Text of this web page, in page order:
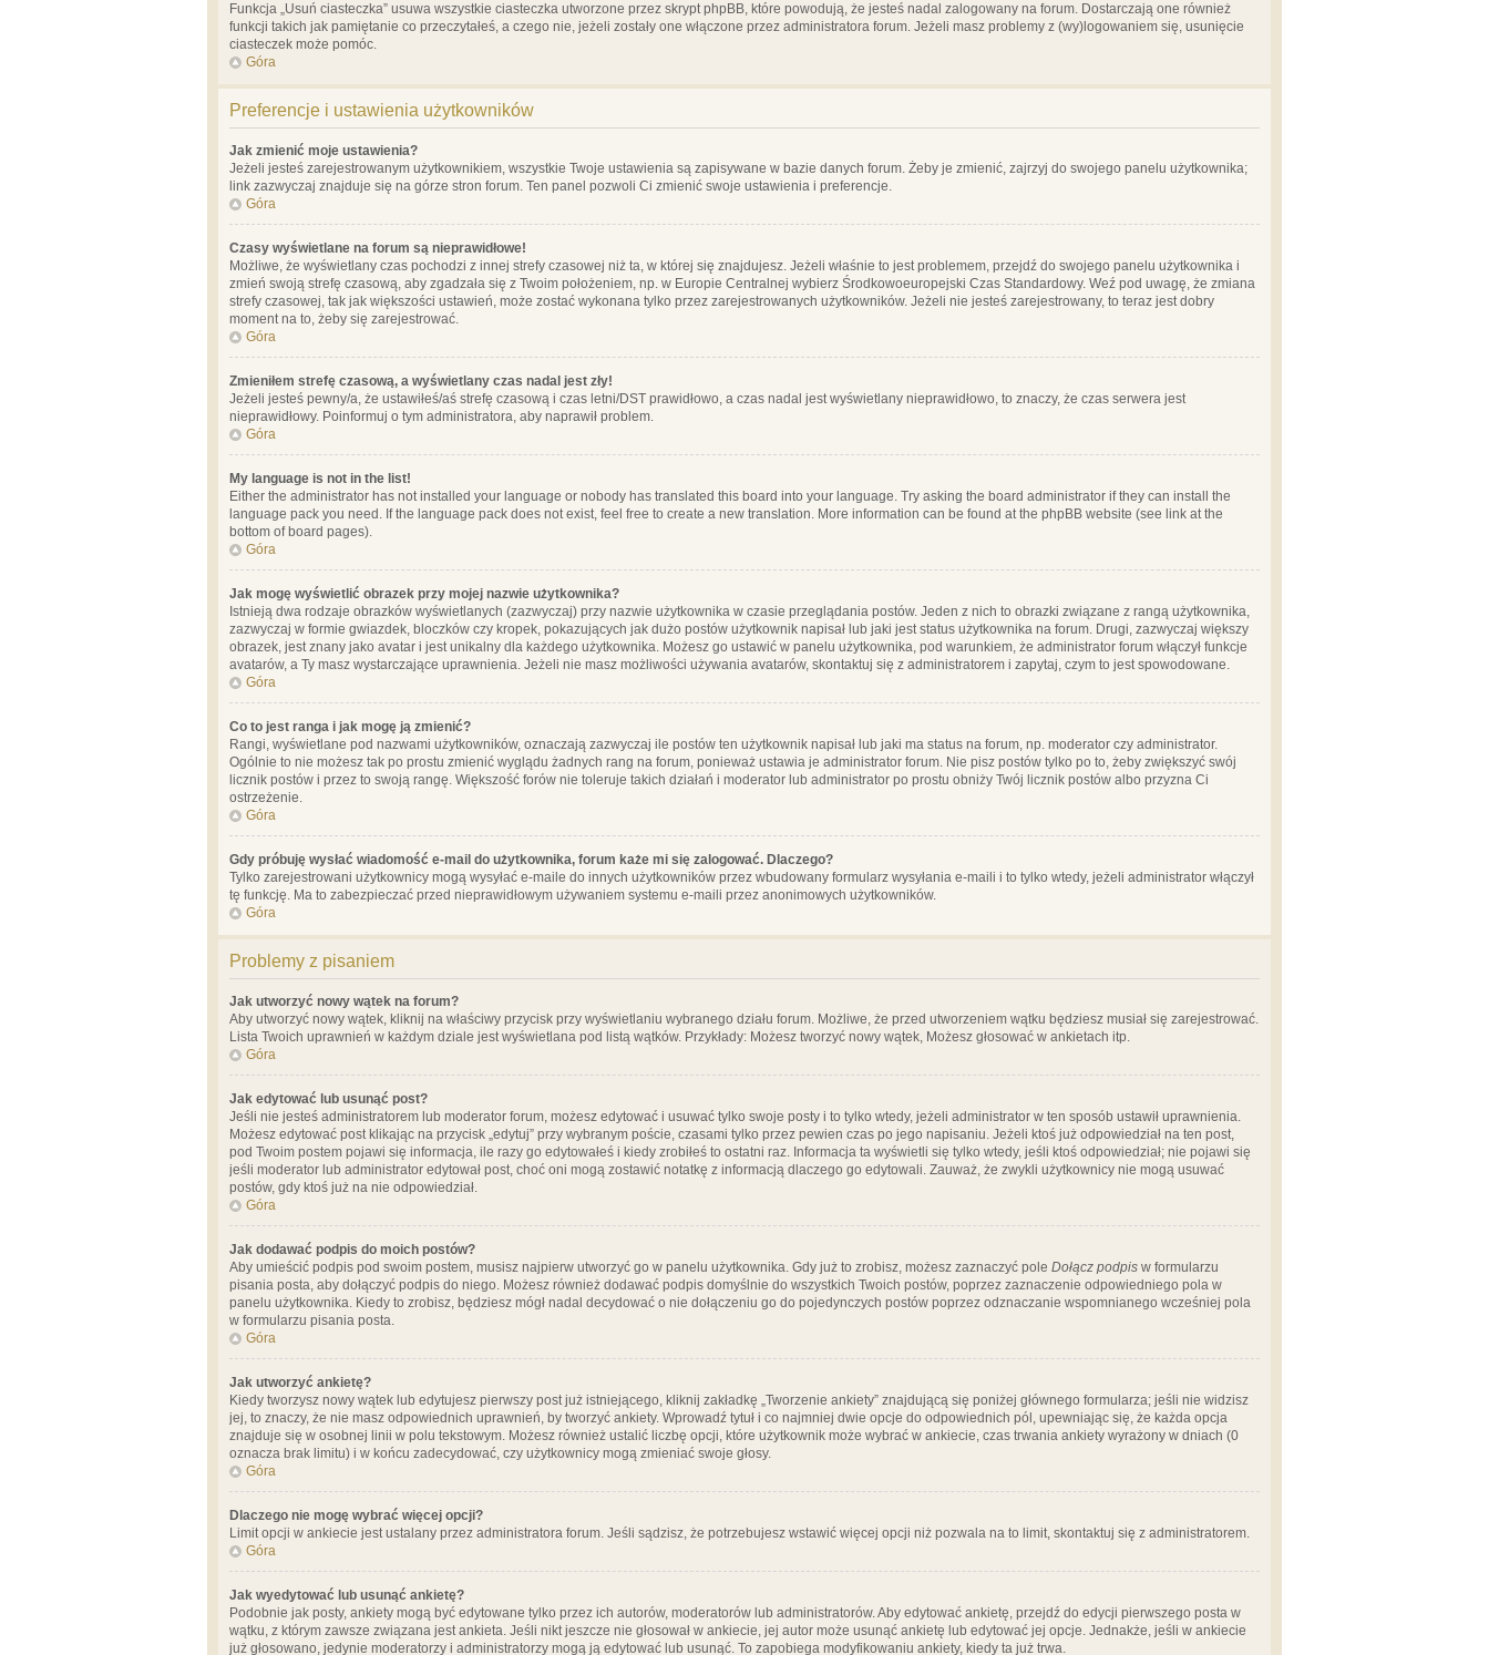
Funkcja „Usuń ciasteczka” usuwa wszystkie ciasteczka utworzone przez skrypt phpBB, które powodują, że jesteś nadal zalogowany na forum. Dostarczają one również
funkcji takich jak pamiętanie co przeczytałeś, a czego nie, jeżeli zostały one włączone przez administratora forum. Jeżeli masz problemy z (wy)logowaniem się, usunięcie
ciasteczek może pomóc.
Góra
Preferencje i ustawienia użytkowników
Jak zmienić moje ustawienia?
Jeżeli jesteś zarejestrowanym użytkownikiem, wszystkie Twoje ustawienia są zapisywane w bazie danych forum. Żeby je zmienić, zajrzyj do swojego panelu użytkownika;
link zazwyczaj znajduje się na górze stron forum. Ten panel pozwoli Ci zmienić swoje ustawienia i preferencje.
Góra
Czasy wyświetlane na forum są nieprawidłowe!
Możliwe, że wyświetlany czas pochodzi z innej strefy czasowej niż ta, w której się znajdujesz. Jeżeli właśnie to jest problemem, przejdź do swojego panelu użytkownika i
zmień swoją strefę czasową, aby zgadzała się z Twoim położeniem, np. w Europie Centralnej wybierz Środkowoeuropejski Czas Standardowy. Weź pod uwagę, że zmiana
strefy czasowej, tak jak większości ustawień, może zostać wykonana tylko przez zarejestrowanych użytkowników. Jeżeli nie jesteś zarejestrowany, to teraz jest dobry
moment na to, żeby się zarejestrować.
Góra
Zmieniłem strefę czasową, a wyświetlany czas nadal jest zły!
Jeżeli jesteś pewny/a, że ustawiłeś/aś strefę czasową i czas letni/DST prawidłowo, a czas nadal jest wyświetlany nieprawidłowo, to znaczy, że czas serwera jest
nieprawidłowy. Poinformuj o tym administratora, aby naprawił problem.
Góra
My language is not in the list!
Either the administrator has not installed your language or nobody has translated this board into your language. Try asking the board administrator if they can install the
language pack you need. If the language pack does not exist, feel free to create a new translation. More information can be found at the phpBB website (see link at the
bottom of board pages).
Góra
Jak mogę wyświetlić obrazek przy mojej nazwie użytkownika?
Istnieją dwa rodzaje obrazków wyświetlanych (zazwyczaj) przy nazwie użytkownika w czasie przeglądania postów. Jeden z nich to obrazki związane z rangą użytkownika,
zazwyczaj w formie gwiazdek, bloczków czy kropek, pokazujących jak dużo postów użytkownik napisał lub jaki jest status użytkownika na forum. Drugi, zazwyczaj większy
obrazek, jest znany jako avatar i jest unikalny dla każdego użytkownika. Możesz go ustawić w panelu użytkownika, pod warunkiem, że administrator forum włączył funkcje
avatarów, a Ty masz wystarczające uprawnienia. Jeżeli nie masz możliwości używania avatarów, skontaktuj się z administratorem i zapytaj, czym to jest spowodowane.
Góra
Co to jest ranga i jak mogę ją zmienić?
Rangi, wyświetlane pod nazwami użytkowników, oznaczają zazwyczaj ile postów ten użytkownik napisał lub jaki ma status na forum, np. moderator czy administrator.
Ogólnie to nie możesz tak po prostu zmienić wyglądu żadnych rang na forum, ponieważ ustawia je administrator forum. Nie pisz postów tylko po to, żeby zwiększyć swój
licznik postów i przez to swoją rangę. Większość forów nie toleruje takich działań i moderator lub administrator po prostu obniży Twój licznik postów albo przyzna Ci
ostrzeżenie.
Góra
Gdy próbuję wysłać wiadomość e-mail do użytkownika, forum każe mi się zalogować. Dlaczego?
Tylko zarejestrowani użytkownicy mogą wysyłać e-maile do innych użytkowników przez wbudowany formularz wysyłania e-maili i to tylko wtedy, jeżeli administrator włączył
tę funkcję. Ma to zabezpieczać przed nieprawidłowym używaniem systemu e-maili przez anonimowych użytkowników.
Góra
Problemy z pisaniem
Jak utworzyć nowy wątek na forum?
Aby utworzyć nowy wątek, kliknij na właściwy przycisk przy wyświetlaniu wybranego działu forum. Możliwe, że przed utworzeniem wątku będziesz musiał się zarejestrować.
Lista Twoich uprawnień w każdym dziale jest wyświetlana pod listą wątków. Przykłady: Możesz tworzyć nowy wątek, Możesz głosować w ankietach itp.
Góra
Jak edytować lub usunąć post?
Jeśli nie jesteś administratorem lub moderator forum, możesz edytować i usuwać tylko swoje posty i to tylko wtedy, jeżeli administrator w ten sposób ustawił uprawnienia.
Możesz edytować post klikając na przycisk „edytuj” przy wybranym poście, czasami tylko przez pewien czas po jego napisaniu. Jeżeli ktoś już odpowiedział na ten post,
pod Twoim postem pojawi się informacja, ile razy go edytowałeś i kiedy zrobiłeś to ostatni raz. Informacja ta wyświetli się tylko wtedy, jeśli ktoś odpowiedział; nie pojawi się
jeśli moderator lub administrator edytował post, choć oni mogą zostawić notatkę z informacją dlaczego go edytowali. Zauważ, że zwykli użytkownicy nie mogą usuwać
postów, gdy ktoś już na nie odpowiedział.
Góra
Jak dodawać podpis do moich postów?
Aby umieścić podpis pod swoim postem, musisz najpierw utworzyć go w panelu użytkownika. Gdy już to zrobisz, możesz zaznaczyć pole Dołącz podpis w formularzu
pisania posta, aby dołączyć podpis do niego. Możesz również dodawać podpis domyślnie do wszystkich Twoich postów, poprzez zaznaczenie odpowiedniego pola w
panelu użytkownika. Kiedy to zrobisz, będziesz mógł nadal decydować o nie dołączeniu go do pojedynczych postów poprzez odznaczanie wspomnianego wcześniej pola
w formularzu pisania posta.
Góra
Jak utworzyć ankietę?
Kiedy tworzysz nowy wątek lub edytujesz pierwszy post już istniejącego, kliknij zakładkę „Tworzenie ankiety” znajdującą się poniżej głównego formularza; jeśli nie widzisz
jej, to znaczy, że nie masz odpowiednich uprawnień, by tworzyć ankiety. Wprowadź tytuł i co najmniej dwie opcje do odpowiednich pól, upewniając się, że każda opcja
znajduje się w osobnej linii w polu tekstowym. Możesz również ustalić liczbę opcji, które użytkownik może wybrać w ankiecie, czas trwania ankiety wyrażony w dniach (0
oznacza brak limitu) i w końcu zadecydować, czy użytkownicy mogą zmieniać swoje głosy.
Góra
Dlaczego nie mogę wybrać więcej opcji?
Limit opcji w ankiecie jest ustalany przez administratora forum. Jeśli sądzisz, że potrzebujesz wstawić więcej opcji niż pozwala na to limit, skontaktuj się z administratorem.
Góra
Jak wyedytować lub usunąć ankietę?
Podobnie jak posty, ankiety mogą być edytowane tylko przez ich autorów, moderatorów lub administratorów. Aby edytować ankietę, przejdź do edycji pierwszego posta w
wątku, z którym zawsze związana jest ankieta. Jeśli nikt jeszcze nie głosował w ankiecie, jej autor może usunąć ankietę lub edytować jej opcje. Jednakże, jeśli w ankiecie
już głosowano, jedynie moderatorzy i administratorzy mogą ją edytować lub usunąć. To zapobiega modyfikowaniu ankiety, kiedy ta już trwa.